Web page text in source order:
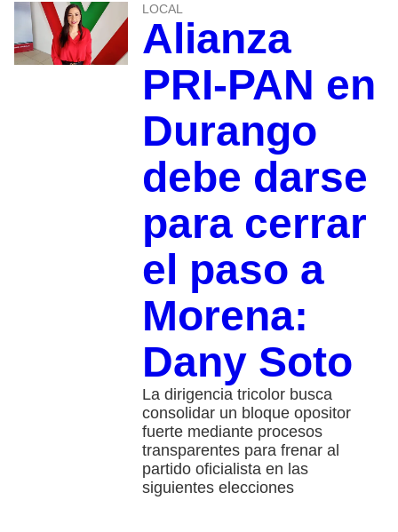
LOCAL
Alianza
PRI-PAN en
Durango
debe darse
para cerrar
el paso a
Morena:
Dany Soto
La dirigencia tricolor busca
consolidar un bloque opositor
fuerte mediante procesos
transparentes para frenar al
partido oficialista en las
siguientes elecciones